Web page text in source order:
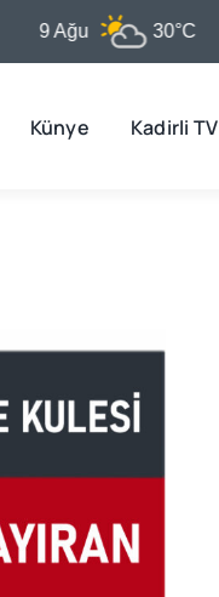
9 Ağu 30°C
Künye Kadirli TV